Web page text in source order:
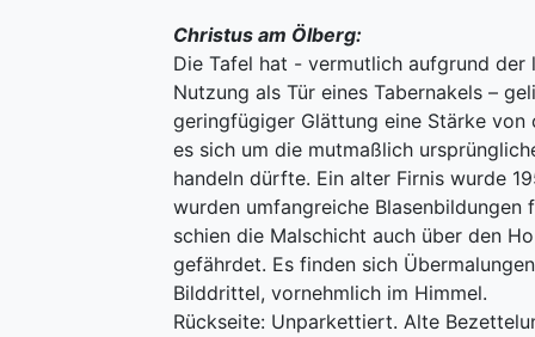
Christus am Ölberg:
Die Tafel hat - vermutlich aufgrund der
Nutzung als Tür eines Tabernakels –
geringfügiger Glättung eine Stärke von
es sich um die mutmaßlich
handeln dürfte. Ein alter Firnis wurde
wurden umfangreiche Blasenbildungen
schien die Malschicht auch über den
gefährdet. Es finden sich
Bilddrittel, vornehmlich im Himmel.
Rückseite: Unparkettiert. Alte